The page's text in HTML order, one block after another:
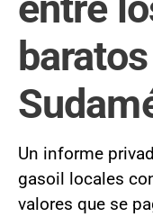
Un informe
gasoil locales
valores que se